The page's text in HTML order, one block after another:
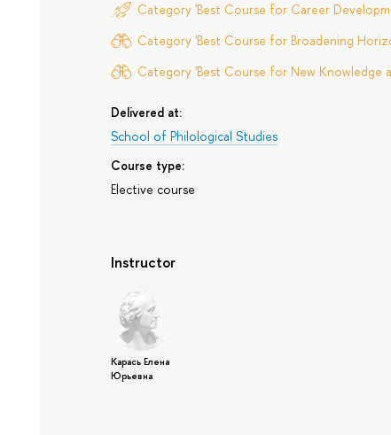
Category 'Best Course for Career
Category 'Best Course for Broadening
Category 'Best Course for New Knowledge
Delivered at:
School of Philological Studies
Course type:
Elective course
Instructor
Карась Елена
Юрьевна